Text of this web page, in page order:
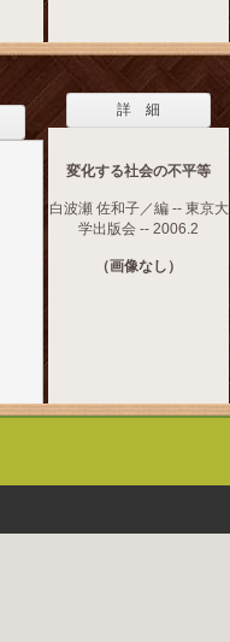
詳 細
変化する社会の不平等
白波瀬 佐和子／編 -- 東京大
学出版会 -- 2006.2
（画像なし）